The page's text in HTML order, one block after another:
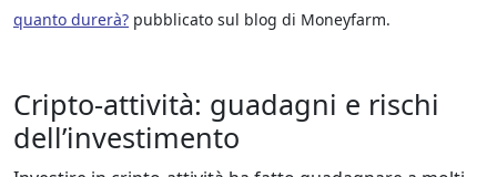
quanto durerà? pubblicato sul blog di Moneyfarm.
Cripto-attività: guadagni e rischi
dell’investimento